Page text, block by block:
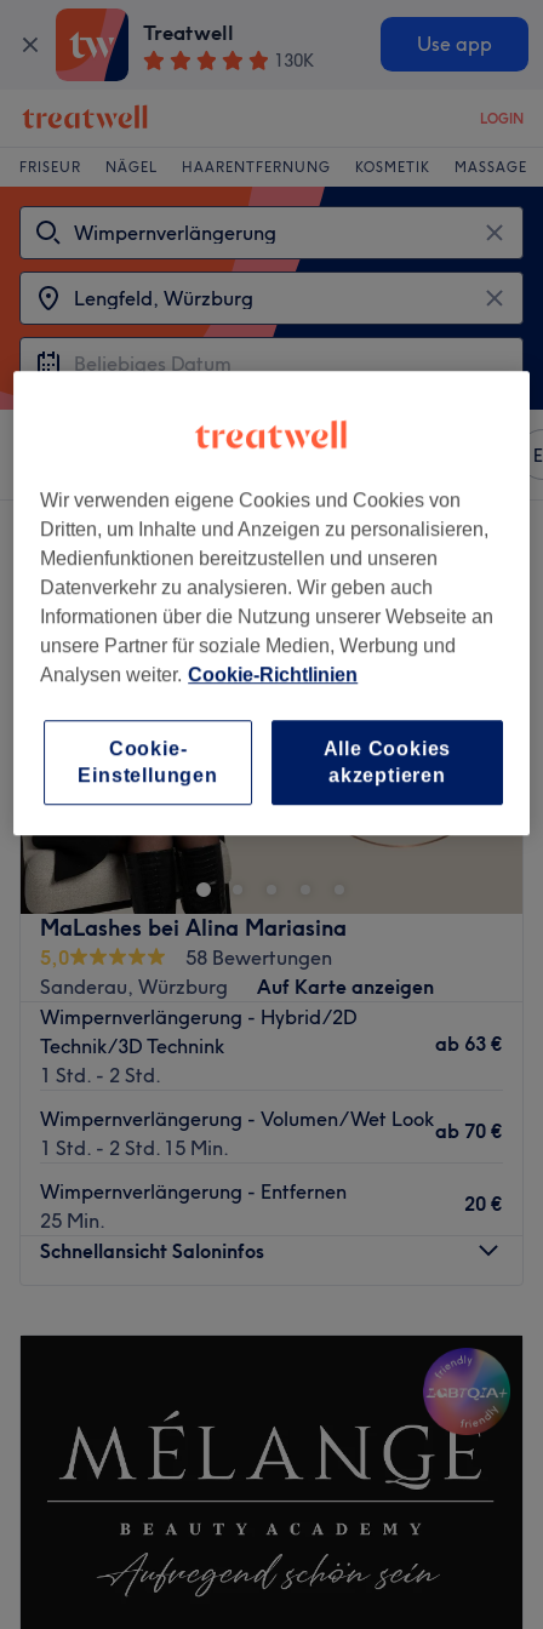
Treatwell
130K
Use app
LOGIN
FRISEUR NÄGEL HAARENTFERNUNG KOSMETIK MASSAGE
Beliebiger Preis
2 Salons die anbieten:
wimpernverlängerung in der Nähe von Lengfeld, Würzburg
MaLashes bei Alina Mariasina
5,0
58 Bewertungen
Sanderau, Würzburg
Auf Karte anzeigen
Wimpernverlängerung - Hybrid/2D
Technik/3D Technink
1 Std. - 2 Std.
ab 63 €
Wimpernverlängerung - Volumen/Wet Look
1 Std. - 2 Std. 15 Min.
ab 70 €
Wimpernverlängerung - Entfernen
25 Min.
20 €
Schnellansicht Saloninfos
18:00
18:00
–18:00
Freitag
09:00–18:00
Samstag
Geschlossen
Geschlossen
Willkommen bei MaLashes & Academy by Alina in
Würzburg – deinem Ort für perfekte Wimpern und echte
Wir verwenden eigene Cookies und Cookies von
Dritten, um Inhalte und Anzeigen zu personalisieren,
Medienfunktionen bereitzustellen und unseren
Datenverkehr zu analysieren. Wir geben auch
Informationen über die Nutzung unserer Webseite an
unsere Partner für soziale Medien, Werbung und
Analysen weiter. Cookie-Richtlinien
Cookie-
Einstellungen
Alle Cookies
akzeptieren